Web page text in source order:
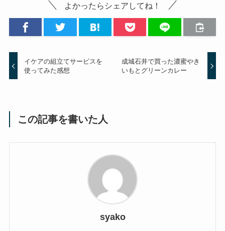
よかったらシェアしてね！
イケアの組立てサービスを
使ってみた感想
成城石井で買った濃蜜やき
いもとグリーンカレー
この記事を書いた人
syako